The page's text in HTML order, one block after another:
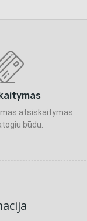
atsiskaitymas
būdu.